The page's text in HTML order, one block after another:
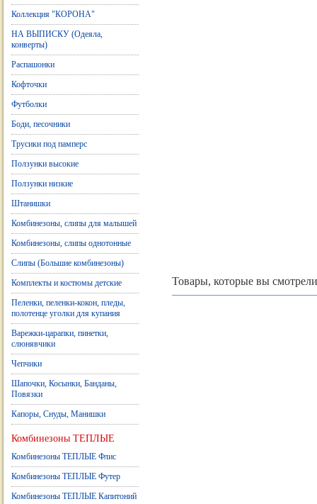
Коллекция "КОРОНА"
НА ВЫПИСКУ (Одеяла,
конверты)
Распашонки
Кофточки
Футболки
Боди, песочники
Трусики под памперс
Ползунки высокие
Ползунки низкие
Штанишки
Комбинезоны, слипы для малышей
Комбинезоны, слипы однотонные
Слипы (Большие комбинезоны)
Комплекты и костюмы детские
Пеленки, пеленки-кокон, пледы,
полотенце уголки для купания
Варежки-царапки, пинетки,
слюнявчики
Чепчики
Шапочки, Косынки, Банданы,
Повязки
Капоры, Снуды, Манишки
Комбинезоны ТЕПЛЫЕ
Комбинезоны ТЕПЛЫЕ Флис
Комбинезоны ТЕПЛЫЕ Футер
Комбинезоны ТЕПЛЫЕ Капитоний
Товары, которые вы